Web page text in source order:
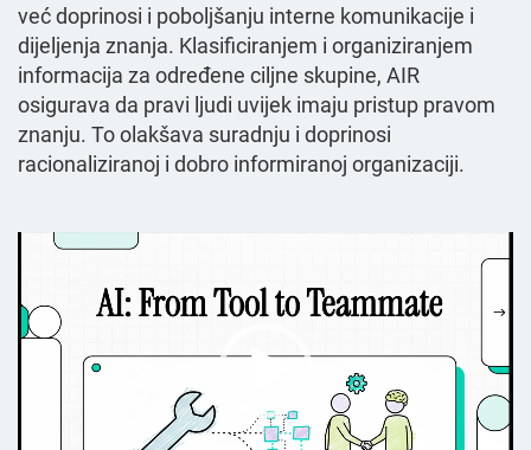
već doprinosi i poboljšanju interne komunikacije i
dijeljenja znanja. Klasificiranjem i organiziranjem
informacija za određene ciljne skupine, AIR
osigurava da pravi ljudi uvijek imaju pristup pravom
znanju. To olakšava suradnju i doprinosi
racionaliziranoj i dobro informiranoj organizaciji.
Videospeler